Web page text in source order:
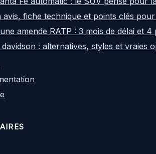
avis, fiche technique et points clés
amende RATP : 3 mois de délai et
davidson : alternatives, styles et vraies